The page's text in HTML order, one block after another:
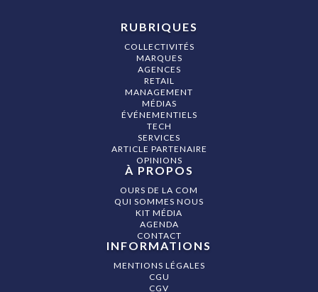
RUBRIQUES
COLLECTIVITÉS
MARQUES
AGENCES
RETAIL
MANAGEMENT
MÉDIAS
ÉVÉNEMENTIELS
TECH
SERVICES
ARTICLE PARTENAIRE
OPINIONS
À PROPOS
OURS DE LA COM
QUI SOMMES NOUS
KIT MÉDIA
AGENDA
CONTACT
INFORMATIONS
MENTIONS LÉGALES
CGU
CGV